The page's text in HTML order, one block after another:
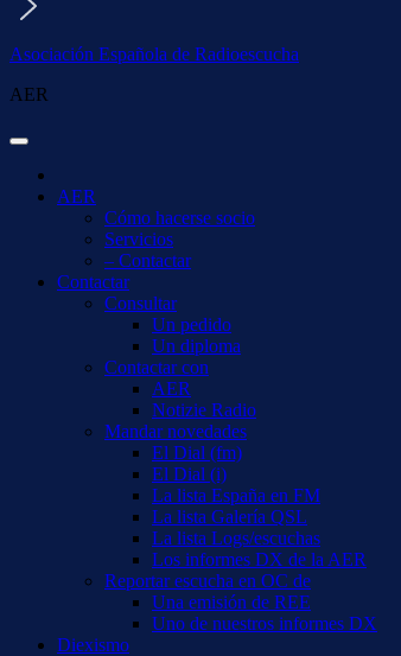
Asociación Española de Radioescucha
AER
AER
Cómo hacerse socio
Servicios
– Contactar
Contactar
Consultar
Un pedido
Un diploma
Contactar con
AER
Notizie Radio
Mandar novedades
El Dial (fm)
El Dial (i)
La lista España en FM
La lista Galería QSL
La lista Logs/escuchas
Los informes DX de la AER
Reportar escucha en OC de
Una emisión de REE
Uno de nuestros informes DX
Diexismo